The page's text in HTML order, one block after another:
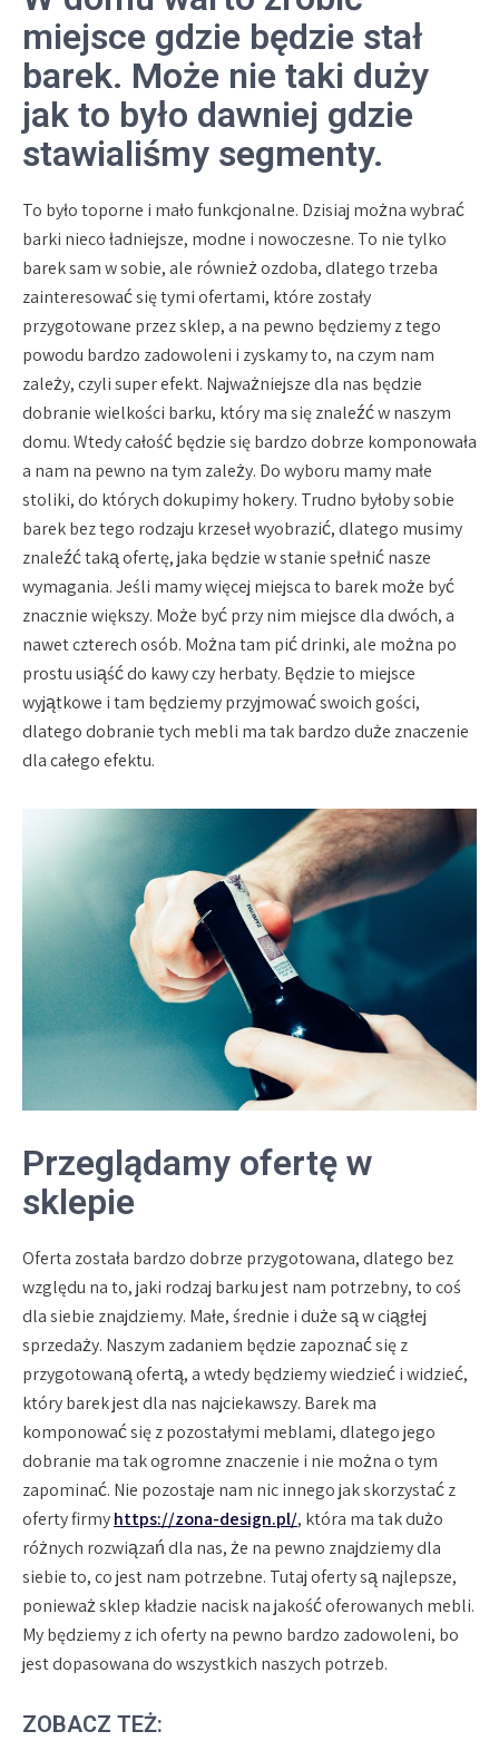
miejsce gdzie będzie stał
barek. Może nie taki duży
jak to było dawniej gdzie
stawialiśmy segmenty.
To było toporne i mało funkcjonalne. Dzisiaj można wybrać
barki nieco ładniejsze, modne i nowoczesne. To nie tylko
barek sam w sobie, ale również ozdoba, dlatego trzeba
zainteresować się tymi ofertami, które zostały
przygotowane przez sklep, a na pewno będziemy z tego
powodu bardzo zadowoleni i zyskamy to, na czym nam
zależy, czyli super efekt. Najważniejsze dla nas będzie
dobranie wielkości barku, który ma się znaleźć w naszym
domu. Wtedy całość będzie się bardzo dobrze komponowała
a nam na pewno na tym zależy. Do wyboru mamy małe
stoliki, do których dokupimy hokery. Trudno byłoby sobie
barek bez tego rodzaju krzeseł wyobrazić, dlatego musimy
znaleźć taką ofertę, jaka będzie w stanie spełnić nasze
wymagania. Jeśli mamy więcej miejsca to barek może być
znacznie większy. Może być przy nim miejsce dla dwóch, a
nawet czterech osób. Można tam pić drinki, ale można po
prostu usiąść do kawy czy herbaty. Będzie to miejsce
wyjątkowe i tam będziemy przyjmować swoich gości,
dlatego dobranie tych mebli ma tak bardzo duże znaczenie
dla całego efektu.
Przeglądamy ofertę w
sklepie
Oferta została bardzo dobrze przygotowana, dlatego bez
względu na to, jaki rodzaj barku jest nam potrzebny, to coś
dla siebie znajdziemy. Małe, średnie i duże są w ciągłej
sprzedaży. Naszym zadaniem będzie zapoznać się z
przygotowaną ofertą, a wtedy będziemy wiedzieć i widzieć,
który barek jest dla nas najciekawszy. Barek ma
komponować się z pozostałymi meblami, dlatego jego
dobranie ma tak ogromne znaczenie i nie można o tym
zapominać. Nie pozostaje nam nic innego jak skorzystać z
oferty firmyhttps://zona-design.pl/, która ma tak dużo
różnych rozwiązań dla nas, że na pewno znajdziemy dla
siebie to, co jest nam potrzebne. Tutaj oferty są najlepsze,
ponieważ sklep kładzie nacisk na jakość oferowanych mebli.
My będziemy z ich oferty na pewno bardzo zadowoleni, bo
jest dopasowana do wszystkich naszych potrzeb.
ZOBACZ TEŻ: